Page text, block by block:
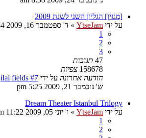
[מגזין] הגליון השני לשנת 2009
על ידי YtseJam
» ד' ספטמבר 16, 2009 4:54 pm
1
2
3
47 תגובות
158678 צפיות
הודעה אחרונה על ידי ilai fields #7
ש' נובמבר 21, 2009 5:25 pm
Dream Theater Istanbul Trilogy
על ידי YtseJam
» ו' יוני 05, 2009 11:22 am
1
2